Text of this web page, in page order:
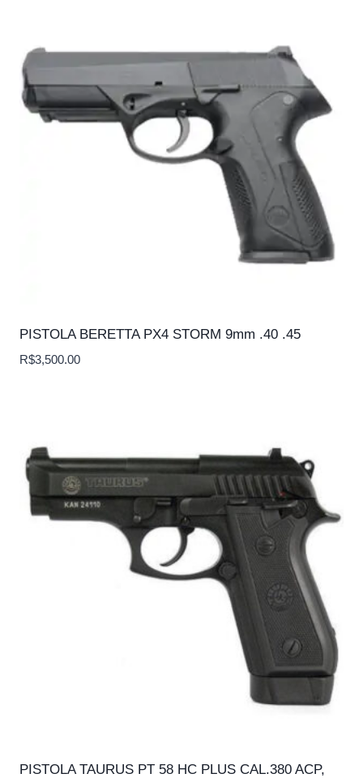
PISTOLA BERETTA PX4 STORM 9mm .40 .45
R$3,500.00
PISTOLA TAURUS PT 58 HC PLUS CAL.380 ACP,